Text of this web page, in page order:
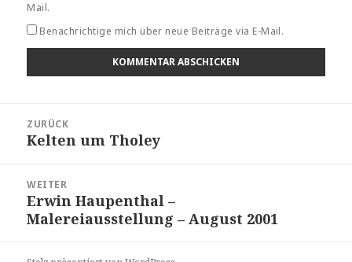
Mail.
Benachrichtige mich über neue Beiträge via E-Mail.
ZURÜCK
Vorheriger
Kelten um Tholey
WEITER
Nächster
Beitrag:
Erwin Haupenthal –
Malereiausstellung – August 2001